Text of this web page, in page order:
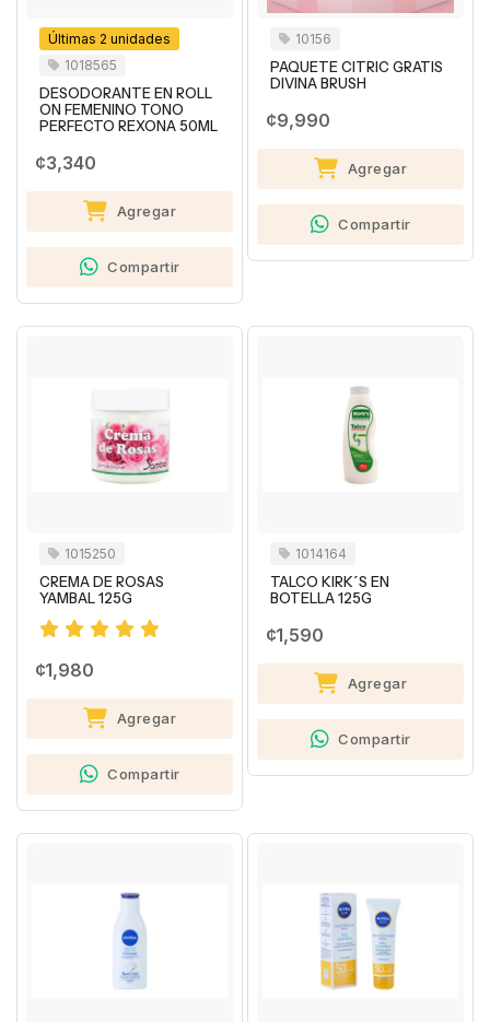
Últimas 2 unidades
1018565
DESODORANTE EN ROLL
ON FEMENINO TONO
PERFECTO REXONA 50ML
¢3,340
Agregar
Compartir
10156
PAQUETE CITRIC GRATIS
DIVINA BRUSH
¢9,990
Agregar
Compartir
1015250
CREMA DE ROSAS
YAMBAL 125G
¢1,980
Agregar
Compartir
1014164
TALCO KIRK´S EN
BOTELLA 125G
¢1,590
Agregar
Compartir